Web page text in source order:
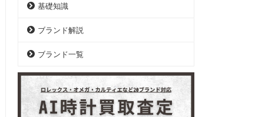
基礎知識
ブランド解説
ブランド一覧